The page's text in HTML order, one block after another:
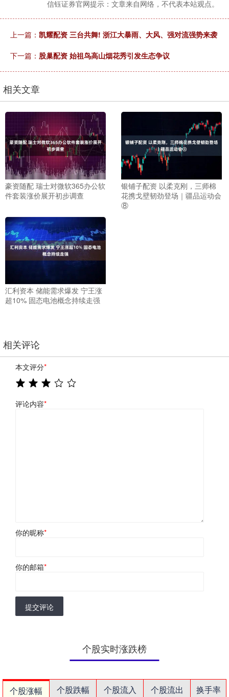
信钰证券官网提示：文章来自网络，不代表本站观点。
上一篇： 凯耀配资 三台共舞! 浙江大暴雨、大风、强对流强势来袭
下一篇： 股巢配资 始祖鸟高山烟花秀引发生态争议
相关文章
豪资随配 瑞士对微软365办公软
件套装涨价展开初步调查
银铺子配资 以柔克刚，三师棉
花携戈壁韧劲登场｜疆品运动会
⑧
汇利资本 储能需求爆发 宁王涨
超10% 固态电池概念持续走强
相关评论
本文评分*
评论内容*
你的昵称*
你的邮箱*
提交评论
个股实时涨跌榜
个股涨幅 个股跌幅 个股流入 个股流出
换手率